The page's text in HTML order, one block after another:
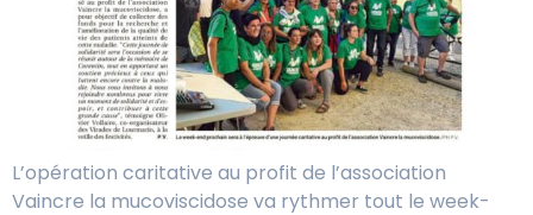
L’opération caritative au profit de l’association
Vaincre la mucoviscidose va rythmer tout le week-